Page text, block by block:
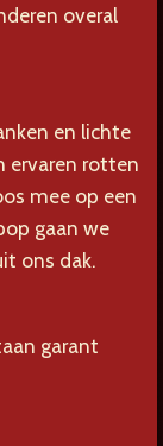
overal
en lichte
ervaren rotten
mee op een
gaan we
ons dak.
garant